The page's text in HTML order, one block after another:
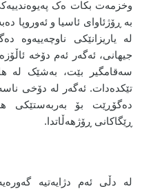
وخزمەت بکات ەک
بە ڕۆژئاوای ئاسیا و ئەوروپا
لە یاریزانێکی ناوچەییەوە
جیهانی، ئەگەر ئەم دۆخە
سەقامگیر بێت، بەشێک لە
تێکدەدات. ئەگەر لە دۆخی
دەگۆڕێت بۆ بەربەستێکی
ڕێگاکانی ڕۆژهەڵاتدا.
لە دڵی ئەم دژایەتیە